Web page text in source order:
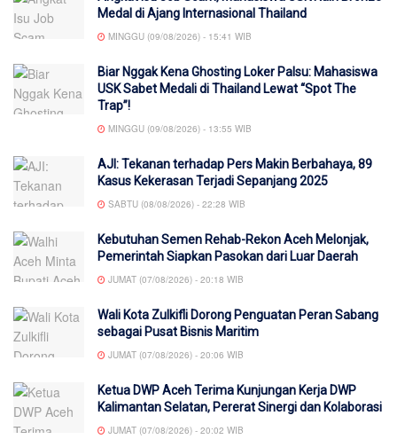
Medal di Ajang Internasional Thailand
MINGGU (09/08/2026) - 15:41 WIB
Biar Nggak Kena Ghosting Loker Palsu: Mahasiswa
USK Sabet Medali di Thailand Lewat “Spot The
Trap”!
MINGGU (09/08/2026) - 13:55 WIB
AJI: Tekanan terhadap Pers Makin Berbahaya, 89
Kasus Kekerasan Terjadi Sepanjang 2025
SABTU (08/08/2026) - 22:28 WIB
Kebutuhan Semen Rehab-Rekon Aceh Melonjak,
Pemerintah Siapkan Pasokan dari Luar Daerah
JUMAT (07/08/2026) - 20:18 WIB
Wali Kota Zulkifli Dorong Penguatan Peran Sabang
sebagai Pusat Bisnis Maritim
JUMAT (07/08/2026) - 20:06 WIB
Ketua DWP Aceh Terima Kunjungan Kerja DWP
Kalimantan Selatan, Pererat Sinergi dan Kolaborasi
JUMAT (07/08/2026) - 20:02 WIB